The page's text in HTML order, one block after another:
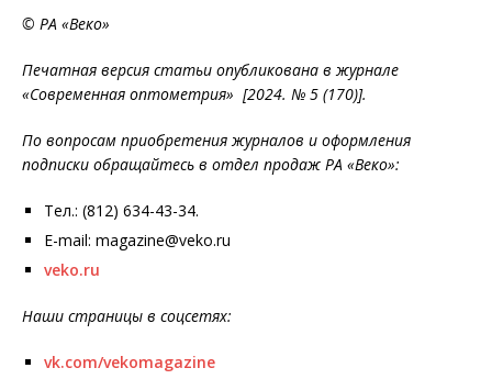
© РА «Веко»
Печатная версия статьи опубликована в журнале
«Современная оптометрия» [2024. № 5 (170)].
По вопросам приобретения журналов и оформления
подписки обращайтесь в отдел продаж РА «Веко»:
Тел.: (812) 634-43-34.
E-mail: magazine@veko.ru
veko.ru
Наши страницы в соцсетях:
vk.com/vekomagazine